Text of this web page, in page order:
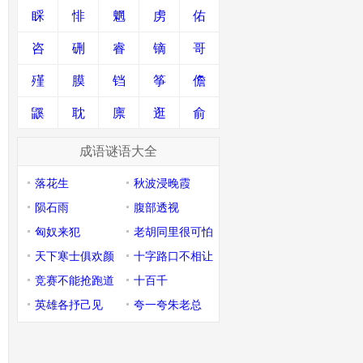
睬 悱 魍 虏 佑
咨 硎 睿 镝 哥
殣 膜 铛 筝 儋
鼷 耽 廪 逛 俞
成语谜语大全
落花生
秋波浸晚霞
陨石雨
腹部透视
匈奴来犯
老胡同里很可怕
天下寒士俱欢颜
十字路口不相让
竞赛不能抢跑道
十百千
英雄各抒己见
夸一夸朱老总